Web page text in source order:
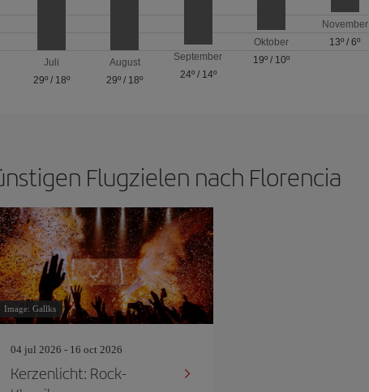
Juli
29º/ 18º
August
29º / 18º
September
24º/ 14º
Oktober
19º / 10º
November
13º /6º
Flugzielen nach Florencia
Image: Gallks
04 jul 2026 - 16 oct 2026
Kerzenlicht: Rock-